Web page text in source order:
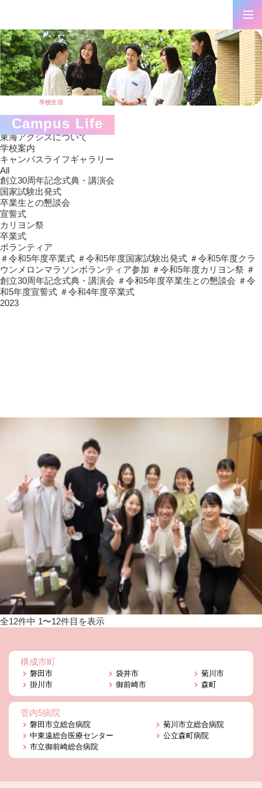
学校生活
Campus Life
東海アクシスについて
学校案内
キャンパスライフギャラリー
All
創立30周年記念式典・講演会
国家試験出発式
卒業生との懇談会
宣誓式
カリヨン祭
卒業式
ボランティア
＃令和5年度卒業式 ＃令和5年度国家試験出発式 ＃令和5年度クラ
ウンメロンマラソンボランティア参加 ＃令和5年度カリヨン祭 ＃
創立30周年記念式典・講演会 ＃令和5年度卒業生との懇談会 ＃令
和5年度宣誓式 ＃令和4年度卒業式
2023
全12件中 1〜12件目を表示
構成市町
磐田市
掛川市
袋井市
御前崎市
菊川市
森町
管内5病院
磐田市立総合病院
中東遠総合医療センター
市立御前崎総合病院
菊川市立総合病院
公立森町病院